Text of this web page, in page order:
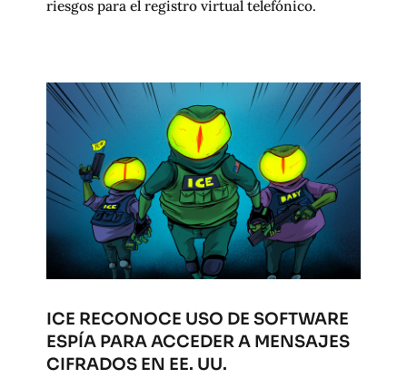
riesgos para el registro virtual telefónico.
ICE RECONOCE USO DE SOFTWARE
ESPÍA PARA ACCEDER A MENSAJES
CIFRADOS EN EE. UU.